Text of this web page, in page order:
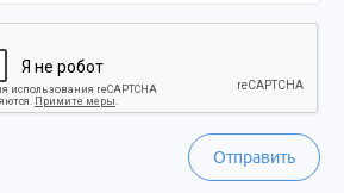
Отправить